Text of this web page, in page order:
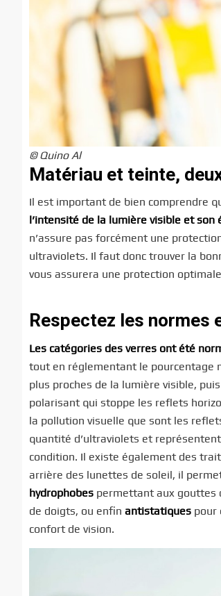
© Quino Al
Matériau et teinte,
Il est important de bien comprendre
l’intensité de la lumière visible et son
n’assure pas forcément une
ultraviolets. Il faut donc trouver la
vous assurera une protection
Respectez les normes
Les catégories des verres ont été
tout en réglementant le pourcentage
plus proches de la lumière visible,
polarisant qui stoppe les reflets
la pollution visuelle que sont les
quantité d’ultraviolets et
condition. Il existe également des
arrière des lunettes de soleil, il
hydrophobes permettant aux gouttes
de doigts, ou enfin antistatiques pour
confort de vision.